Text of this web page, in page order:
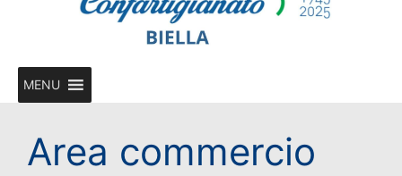
MENU
Area commercio